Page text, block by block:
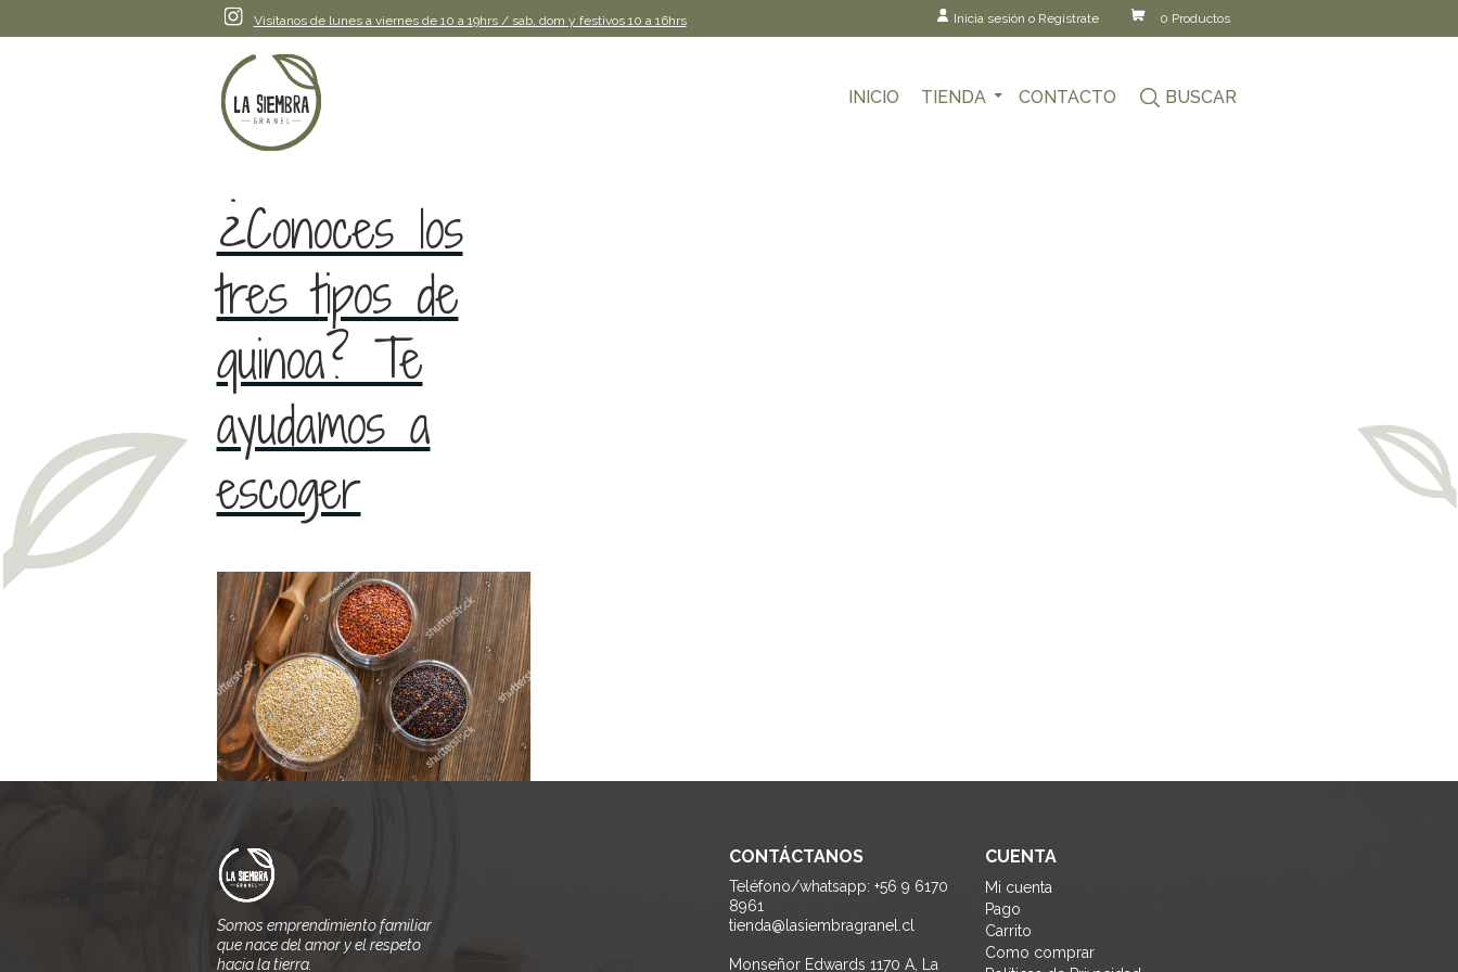
Visítanos de lunes a viernes de 10 a 19hrs / sab, dom y festivos 10 a 16hrs Inicia sesión o Regístrate 0 Productos
INICIO TIENDA CONTACTO BUSCAR
¿Conoces los
tres tipos de
quinoa? Te
ayudamos a
escoger
Somos emprendimiento familiar
que nace del amor y el respeto
hacia la tierra.
CONTÁCTANOS
Teléfono/whatsapp: +56 9 6170
8961
tienda@lasiembragranel.cl
Monseñor Edwards 1170 A, La
CUENTA
Mi cuenta
Pago
Carrito
Como comprar